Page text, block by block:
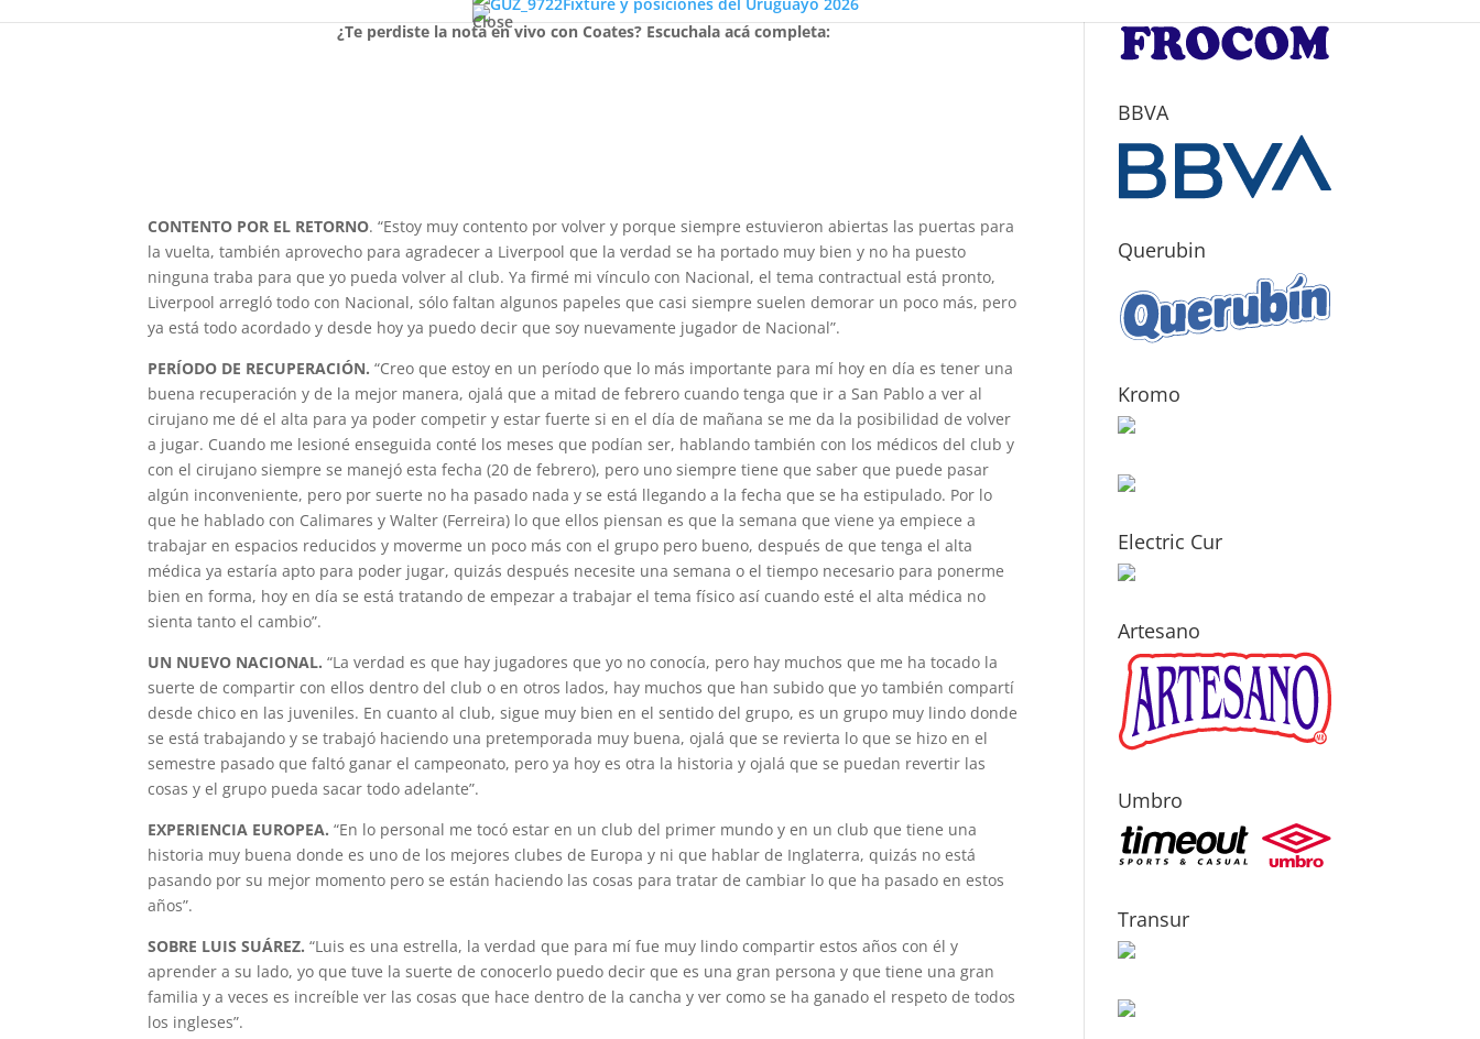
Close
¿Te perdiste la nota en vivo con Coates? Escuchala acá completa:
CONTENTO POR EL RETORNO. “Estoy muy contento por volver y porque siempre estuvieron abiertas las puertas para
la vuelta, también aprovecho para agradecer a Liverpool que la verdad se ha portado muy bien y no ha puesto
ninguna traba para que yo pueda volver al club. Ya firmé mi vínculo con Nacional, el tema contractual está pronto,
Liverpool arregló todo con Nacional, sólo faltan algunos papeles que casi siempre suelen demorar un poco más, pero
ya está todo acordado y desde hoy ya puedo decir que soy nuevamente jugador de Nacional”.
PERÍODO DE RECUPERACIÓN. “Creo que estoy en un período que lo más importante para mí hoy en día es tener una
buena recuperación y de la mejor manera, ojalá que a mitad de febrero cuando tenga que ir a San Pablo a ver al
cirujano me dé el alta para ya poder competir y estar fuerte si en el día de mañana se me da la posibilidad de volver
a jugar. Cuando me lesioné enseguida conté los meses que podían ser, hablando también con los médicos del club y
con el cirujano siempre se manejó esta fecha (20 de febrero), pero uno siempre tiene que saber que puede pasar
algún inconveniente, pero por suerte no ha pasado nada y se está llegando a la fecha que se ha estipulado. Por lo
que he hablado con Calimares y Walter (Ferreira) lo que ellos piensan es que la semana que viene ya empiece a
trabajar en espacios reducidos y moverme un poco más con el grupo pero bueno, después de que tenga el alta
médica ya estaría apto para poder jugar, quizás después necesite una semana o el tiempo necesario para ponerme
bien en forma, hoy en día se está tratando de empezar a trabajar el tema físico así cuando esté el alta médica no
sienta tanto el cambio”.
UN NUEVO NACIONAL. “La verdad es que hay jugadores que yo no conocía, pero hay muchos que me ha tocado la
suerte de compartir con ellos dentro del club o en otros lados, hay muchos que han subido que yo también compartí
desde chico en las juveniles. En cuanto al club, sigue muy bien en el sentido del grupo, es un grupo muy lindo donde
se está trabajando y se trabajó haciendo una pretemporada muy buena, ojalá que se revierta lo que se hizo en el
semestre pasado que faltó ganar el campeonato, pero ya hoy es otra la historia y ojalá que se puedan revertir las
cosas y el grupo pueda sacar todo adelante”.
EXPERIENCIA EUROPEA. “En lo personal me tocó estar en un club del primer mundo y en un club que tiene una
historia muy buena donde es uno de los mejores clubes de Europa y ni que hablar de Inglaterra, quizás no está
pasando por su mejor momento pero se están haciendo las cosas para tratar de cambiar lo que ha pasado en estos
años”.
SOBRE LUIS SUÁREZ. “Luis es una estrella, la verdad que para mí fue muy lindo compartir estos años con él y
aprender a su lado, yo que tuve la suerte de conocerlo puedo decir que es una gran persona y que tiene una gran
familia y a veces es increíble ver las cosas que hace dentro de la cancha y ver como se ha ganado el respeto de todos
los ingleses”.
BBVA
Querubin
Kromo
Electric Cur
Artesano
Umbro
Transur